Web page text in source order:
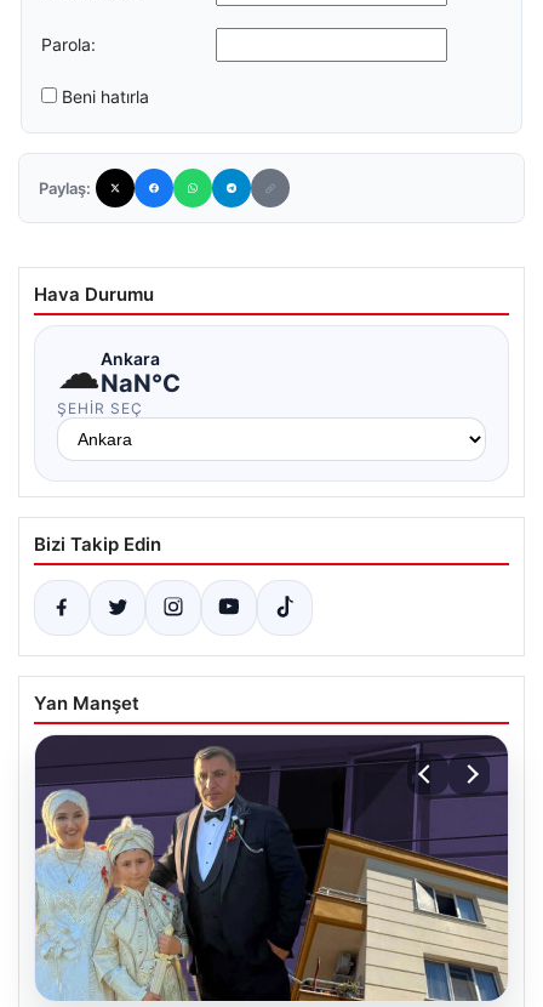
Parola:
Beni hatırla
Paylaş:
Hava Durumu
☁Ankara
NaN°C
ŞEHIR SEÇ
Bizi Takip Edin
Yan Manşet